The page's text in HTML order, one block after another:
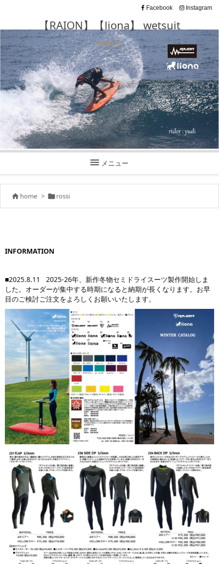
【RAION】【liona】 wetsuit
wetsuit
 メニュー
Facebook Instagram
 home > rossi
INFORMATION
■2025.8.11 2025-26年、新作冬物セミドライスーツ製作開始しま
した。オーダーが集中する時期になると納期が長くなります。お早
目のご検討ご注文をよろしくお願いいたします。